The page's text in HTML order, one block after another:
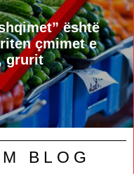
është
çmimet e
grurit
BLOG